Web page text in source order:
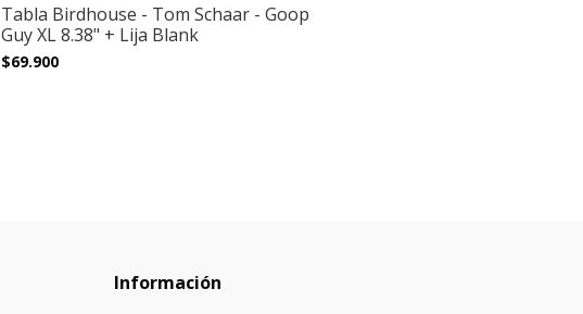
Tabla Birdhouse - Tom Schaar - Goop
Guy XL 8.38" + Lija Blank
$69.900
Información